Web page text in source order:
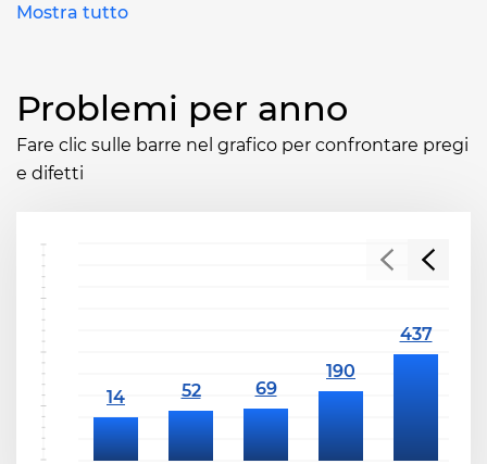
Mostra tutto
Problemi per anno
Fare clic sulle barre nel grafico per confrontare pregi
e difetti